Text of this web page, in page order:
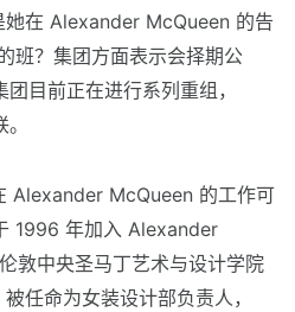
在 Alexander McQueen 的告
班？集团方面表示会择期公
目前正在进行系列重组，
Alexander McQueen 的工作可
1996 年加入 Alexander
敦中央圣马丁艺术与设计学院
任命为女装设计部负责人，